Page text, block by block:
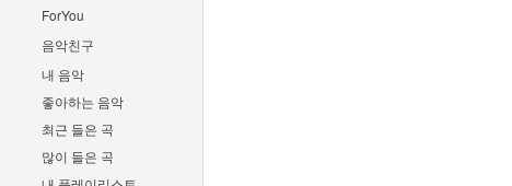
ForYou
음악친구
내 음악
좋아하는 음악
최근 들은 곡
많이 들은 곡